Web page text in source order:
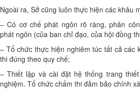
Ngoài ra, Sở cũng luôn thực hiện các khâu
– Có cơ chế phát ngôn rõ ràng, phân
phát ngôn (của ban chỉ đạo, của hội đồng
– Tổ chức thực hiện nghiêm túc tất cả các
thi đúng theo quy chế;
– Thiết lập và cài đặt hệ thống trang
nghiệm. Tổ chức chấm thi đảm bảo chính